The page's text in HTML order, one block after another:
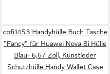
cofi1453 Handyhülle Buch Tasche
"Fancy" für Huawei Nova 8i Hülle
Blau- 6,67 Zoll, Kunstleder
Schutzhülle Handy Wallet Case